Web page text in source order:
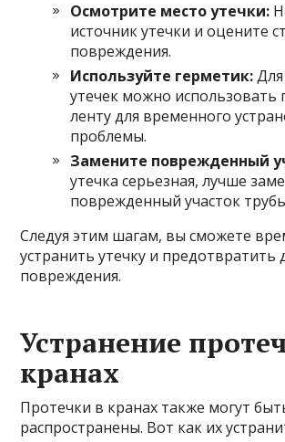
Осмотрите место утечки:
источник утечки и оцените
повреждения.
Используйте герметик:
утечек можно использовать
ленту для временного
проблемы.
Замените поврежденный
утечка серьезная, лучше
поврежденный участок
Следуя этим шагам, вы сможете
устранить утечку и
повреждения.
Устранение
кранах
Протечки в кранах также могут
распространены. Вот как их